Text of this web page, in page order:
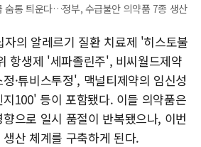
숨통 틔운다…정부, 수급불안 의약품 7종 생산
자의 알레르기 질환 치료제 '히스토불
항생제 '세파졸린주', 비씨월드제약
·튜비스투정', 맥널티제약의 임신성
100' 등이 포함됐다. 이들 의약품은
으로 일시 품절이 반복됐으나, 이번
산 체계를 구축하게 된다.